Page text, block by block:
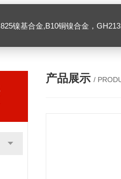
基合金,B10铜镍合金，GH2132高温合金，C276
产品展示 /